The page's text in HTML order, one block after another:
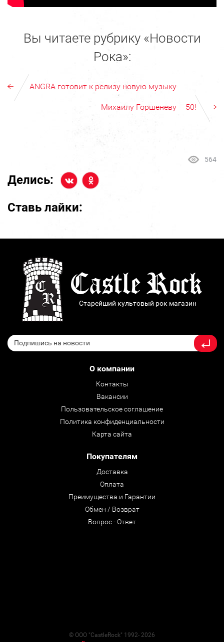
Вы читаете рубрику «Новости
Рока»:
ANGRA готовит к релизу новую музыку
Михаилу Горшеневу – 50!
564
Делись:
Ставь лайки:
Старейший культовый рок магазин
О компании
Контакты
Вакансии
Пользовательское соглашение
Политика конфиденциальности
Карта сайта
Покупателям
Доставка
Оплата
Преимущества и Гарантии
Обмен / Возврат
Вопрос - Ответ
© ООО "CastleRock" 1992- 2026